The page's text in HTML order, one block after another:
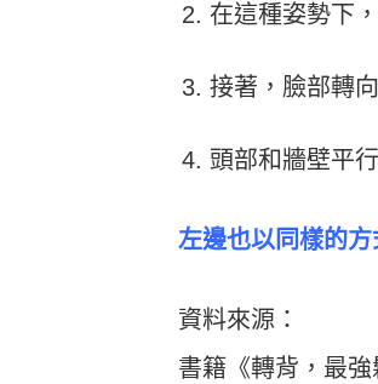
在這種姿勢下
接著，臉部轉
頭部和牆壁平
左邊也以同樣的
資料來源：
書籍《轉背，最